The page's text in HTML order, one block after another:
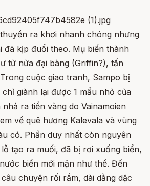
ra khơi nhanh chóng nhưng
đã kịp đuổi theo. Mụ biến thành
tử nửa đại bàng (Griffin?), tấn
cuộc giao tranh, Sampo bị
giành lại được 1 mẩu nhỏ của
ra tiền vàng do Vainamoien
về quê hương Kalevala và vùng
có. Phần duy nhất còn nguyên
tạo ra muối, đã bị rơi xuống biển,
biển mới mặn như thế. Đến
chuyện rối rắm, dài dằng dặc